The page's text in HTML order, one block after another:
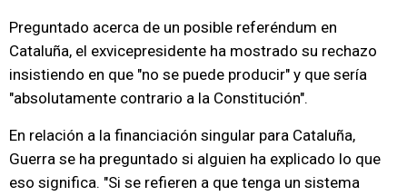
Preguntado acerca de un posible referéndum en
Cataluña, el exvicepresidente ha mostrado su rechazo
insistiendo en que "no se puede producir" y que sería
"absolutamente contrario a la Constitución".
En relación a la financiación singular para Cataluña,
Guerra se ha preguntado si alguien ha explicado lo que
eso significa. "Si se refieren a que tenga un sistema